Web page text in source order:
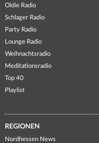
Oldie Radio
Schlager Radio
Party Radio
Lounge Radio
Weihnachtsradio
Meditationsradio
Top 40
Playlist
REGIONEN
Nordhessen News